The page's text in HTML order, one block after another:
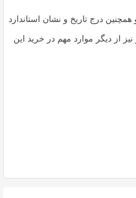
درج تاریخ و نشان استاندارد
از دیگر موارد مهم در خرید این